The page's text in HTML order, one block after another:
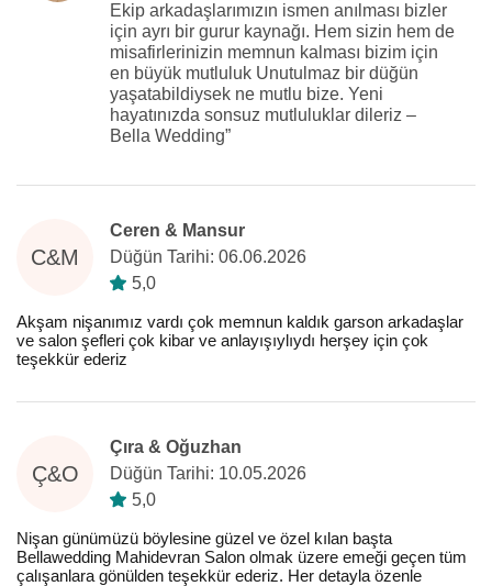
Ekip arkadaşlarımızın ismen anılması bizler
için ayrı bir gurur kaynağı. Hem sizin hem de
misafirlerinizin memnun kalması bizim için
en büyük mutluluk Unutulmaz bir düğün
yaşatabildiysek ne mutlu bize. Yeni
hayatınızda sonsuz mutluluklar dileriz –
Bella Wedding”
C&M
Ceren & Mansur
Düğün Tarihi: 06.06.2026
5,0
Akşam nişanımız vardı çok memnun kaldık garson arkadaşlar
ve salon şefleri çok kibar ve anlayışıylıydı herşey için çok
teşekkür ederiz
Ç&O
Çıra & Oğuzhan
Düğün Tarihi: 10.05.2026
5,0
Nişan günümüzü böylesine güzel ve özel kılan başta
Bellawedding Mahidevran Salon olmak üzere emeği geçen tüm
çalışanlara gönülden teşekkür ederiz. Her detayla özenle